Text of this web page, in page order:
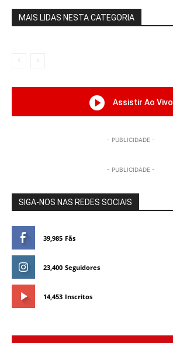
MAIS LIDAS NESTA CATEGORIA
Assistir Ao Vivo
- PUBLICIDADE -
- PUBLICIDADE -
SIGA-NOS NAS REDES SOCIAIS
39,985 Fãs
23,400 Seguidores
14,453 Inscritos